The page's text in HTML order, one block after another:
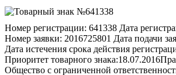
Номер регистрации: 641338 Дата
Номер заявки: 2016725801 Дата подачи
Дата истечения срока действия
Приоритет товарного знака:18.07.2016
Общество с ограниченной